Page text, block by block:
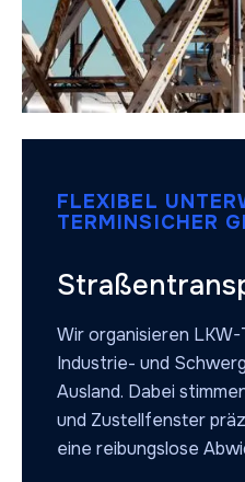
FLEXIBEL
TERMINSICHER
Wir organisieren
Industrie- und
Ausland. Dabei
und Zustellfenster
eine reibungslose